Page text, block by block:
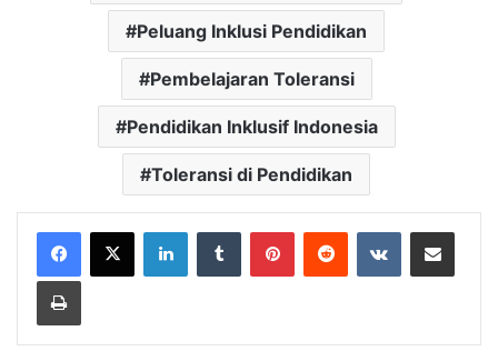
Peluang Inklusi Pendidikan
Pembelajaran Toleransi
Pendidikan Inklusif Indonesia
Toleransi di Pendidikan
LinkedInTumblr PinterestReddit VKontakteShare via Email
Print